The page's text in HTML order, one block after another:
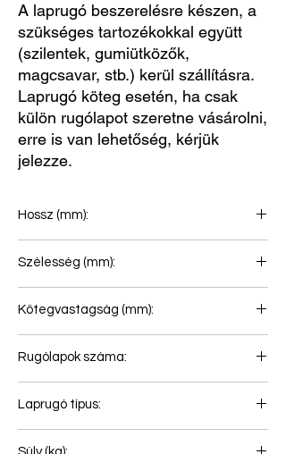
A laprugó beszerelésre készen, a
szükséges tartozékokkal együtt
(szilentek, gumiütközők,
magcsavar, stb.) kerül szállításra.
Laprugó köteg esetén, ha csak
külön rugólapot szeretne vásárolni,
erre is van lehetőség, kérjük
jelezze.
Hossz (mm):
Szélesség (mm):
Kötegvastagság (mm):
Rugólapok száma:
Laprugó típus: